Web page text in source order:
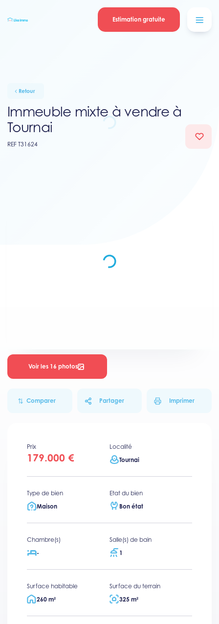
Estimation gratuite
Retour
Immeuble mixte à vendre à
Tournai
REF T31624
Voir les 16 photos
Comparer Partager Imprimer
Prix
179.000 €
Localité
Tournai
Type de bien
Maison
Etat du bien
Bon état
Chambre(s)
-
Salle(s) de bain
1
Surface habitable
260 m²
Surface du terrain
325 m²